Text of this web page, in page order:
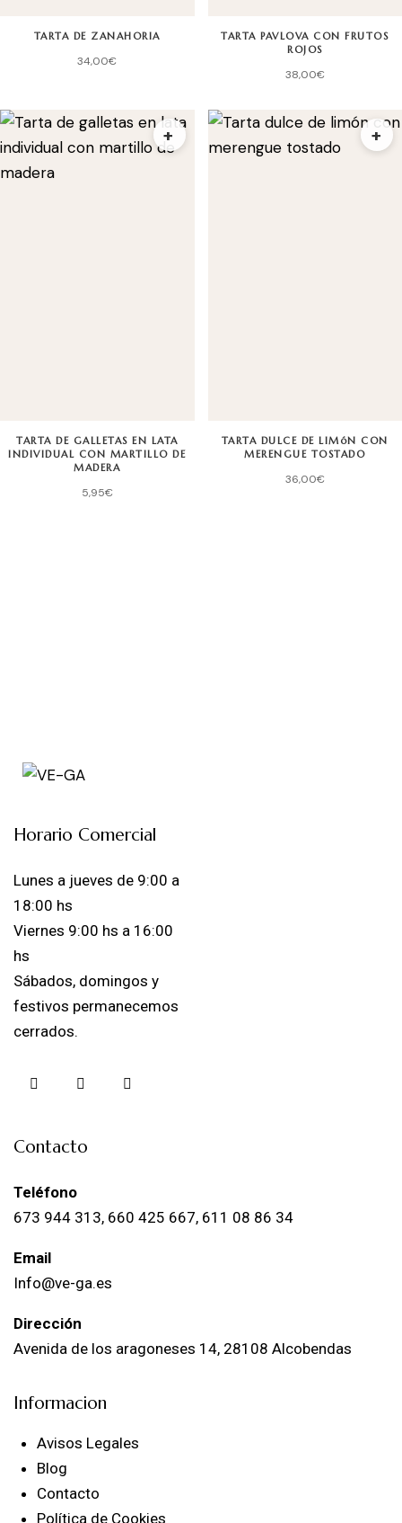
TARTA DE ZANAHORIA
34,00€
TARTA PAVLOVA CON FRUTOS
ROJOS
38,00€
+
TARTA DE GALLETAS EN LATA
INDIVIDUAL CON MARTILLO DE
MADERA
5,95€
+
TARTA DULCE DE LIMóN CON
MERENGUE TOSTADO
36,00€
Horario Comercial
Lunes a jueves de 9:00 a
18:00 hs
Viernes 9:00 hs a 16:00
hs
Sábados, domingos y
festivos permanecemos
cerrados.
Contacto
Teléfono
673 944 313, 660 425 667, 611 08 86 34
Email
Info@ve-ga.es
Dirección
Avenida de los aragoneses 14, 28108 Alcobendas
Informacion
Avisos Legales
Blog
Contacto
Política de Cookies